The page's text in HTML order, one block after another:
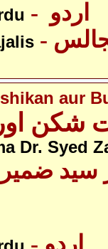
aur
شکن
Dr. Syed